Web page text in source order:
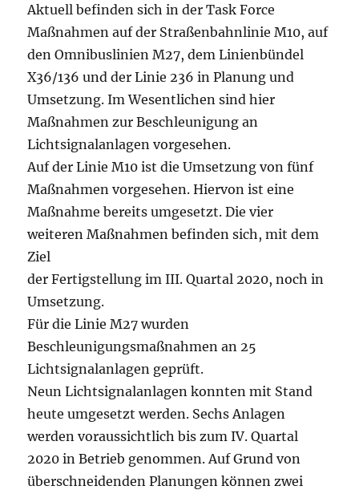
Aktuell befinden sich in der Task Force
Maßnahmen auf der Straßenbahnlinie M10, auf
den Omnibuslinien M27, dem Linienbündel
X36/136 und der Linie 236 in Planung und
Umsetzung. Im Wesentlichen sind hier
Maßnahmen zur Beschleunigung an
Lichtsignalanlagen vorgesehen.
Auf der Linie M10 ist die Umsetzung von fünf
Maßnahmen vorgesehen. Hiervon ist eine
Maßnahme bereits umgesetzt. Die vier
weiteren Maßnahmen befinden sich, mit dem
Ziel
der Fertigstellung im III. Quartal 2020, noch in
Umsetzung.
Für die Linie M27 wurden
Beschleunigungsmaßnahmen an 25
Lichtsignalanlagen geprüft.
Neun Lichtsignalanlagen konnten mit Stand
heute umgesetzt werden. Sechs Anlagen
werden voraussichtlich bis zum IV. Quartal
2020 in Betrieb genommen. Auf Grund von
überschneidenden Planungen können zwei